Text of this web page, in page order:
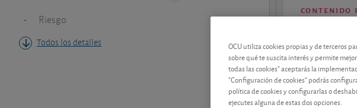
- Riesgo
Todos los detalles
contenido
¡Pruebe 1 mes
OCU utiliza cookies propias y de terceros
sobre qué te suscita interés y permite
todas las cookies" aceptarás la
"Configuración de cookies" podrás
política de cookies y configurarlas o
ejecutes alguna de estas dos opciones.